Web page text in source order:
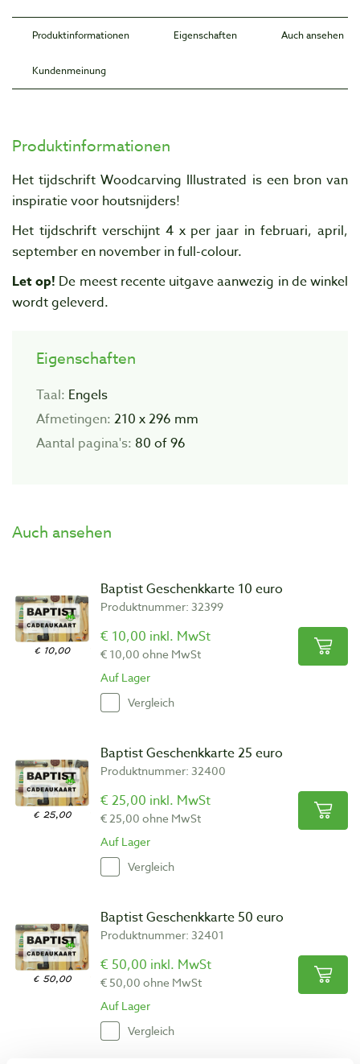
Produktinformationen Eigenschaften Auch ansehen
Kundenmeinung
Produktinformationen
Het tijdschrift Woodcarving Illustrated is een bron van
inspiratie voor houtsnijders!
Het tijdschrift verschijnt 4 x per jaar in februari, april,
september en november in full-colour.
Let op! De meest recente uitgave aanwezig in de winkel
wordt geleverd.
Eigenschaften
Taal: Engels
Afmetingen: 210 x 296 mm
Aantal pagina's: 80 of 96
Auch ansehen
Baptist Geschenkkarte 10 euro
Produktnummer: 32399
€ 10,00 inkl. MwSt
€ 10,00 ohne MwSt
Auf Lager
Vergleich
Baptist Geschenkkarte 25 euro
Produktnummer: 32400
€ 25,00 inkl. MwSt
€ 25,00 ohne MwSt
Auf Lager
Vergleich
Baptist Geschenkkarte 50 euro
Produktnummer: 32401
€ 50,00 inkl. MwSt
€ 50,00 ohne MwSt
Auf Lager
Vergleich